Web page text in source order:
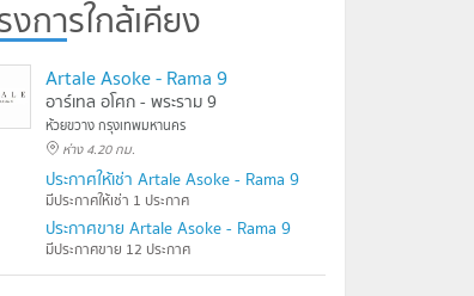
งการใกล้เคียง
Artale Asoke - Rama 9
อาร์เทล อโศก - พระราม 9
ห้วยขวาง กรุงเทพมหานคร
ห่าง 4.20 กม.
ประกาศให้เช่า Artale Asoke - Rama 9
มีประกาศให้เช่า 1 ประกาศ
ประกาศขาย Artale Asoke - Rama 9
มีประกาศขาย 12 ประกาศ